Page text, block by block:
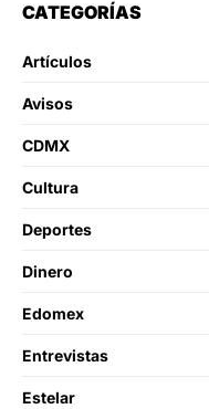
CATEGORÍAS
Artículos
Avisos
CDMX
Cultura
Deportes
Dinero
Edomex
Entrevistas
Estelar